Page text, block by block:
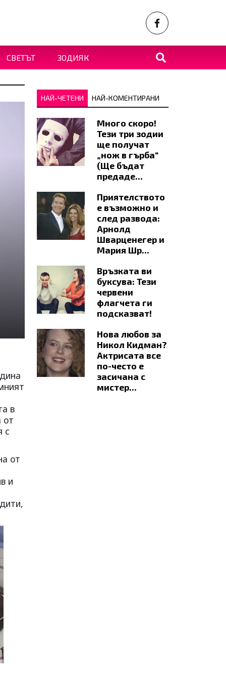
СВЕТЪТ ЗОДИЯК
в
от
с
от
и
НАЙ-ЧЕТЕНИ НАЙ-КОМЕНТИРАНИ
Много скоро!
Тези три зодии
ще получат
„нож в гърба“
(Ще бъдат
предаде...
Приятелството
е възможно и
след развода:
Арнолд
Шварценегер и
Мария Шр...
Връзката ви
буксува: Тези
червени
флагчета ги
подсказват!
Нова любов за
Никол Кидман?
Актрисата все
по-често е
засичана с
мистер...